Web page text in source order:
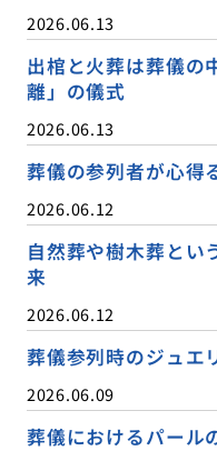
2026.06.13
出棺と火葬は葬儀の
離」の儀式
2026.06.13
葬儀の参列者が心得
2026.06.12
自然葬や樹木葬とい
来
2026.06.12
葬儀参列時のジュエ
2026.06.09
葬儀におけるパール